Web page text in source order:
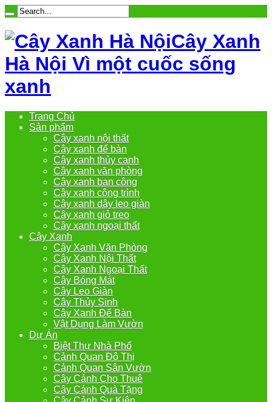
Cây Xanh
Hà Nội Vì một cuốc sống
xanh
Trang Chủ
Sản phẩm
Cây xanh nội thất
Cây xanh để bàn
Cây xanh thủy canh
Cây xanh văn phòng
Cây xanh ban công
Cây xanh công trình
Cây xanh dây leo giàn
Cây xanh giỏ treo
Cây xanh ngoại thất
Cây Xanh
Cây Xanh Văn Phòng
Cây Xanh Nội Thất
Cây Xanh Ngoại Thất
Cây Bóng Mát
Cây Leo Giàn
Cây Thủy Sinh
Cây Xanh Để Bàn
Vật Dụng Làm Vườn
Dự Án
Biệt Thự Nhà Phố
Cảnh Quan Đô Thị
Cảnh Quan Sân Vườn
Cây Cảnh Cho Thuê
Cây Cảnh Quà Tặng